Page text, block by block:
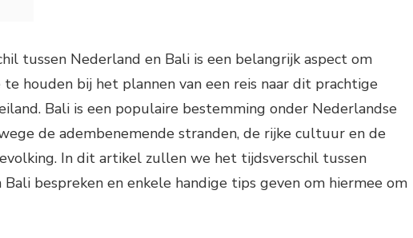
tussen Nederland en Bali is een belangrijk aspect om
te houden bij het plannen van een reis naar dit prachtige
Bali is een populaire bestemming onder Nederlandse
de adembenemende stranden, de rijke cultuur en de
In dit artikel zullen we het tijdsverschil tussen
bespreken en enkele handige tips geven om hiermee om